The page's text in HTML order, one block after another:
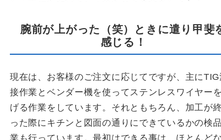
腕前が上がった（笑）ときに遣り甲斐
感じる！
現在は、お客様のご注文に応じてですが、主に
接作業とベンダー機を使ってステンレスワイヤー
げる作業をしています。それともちろん、加工が
った際にキチンと図面の通りにできているかの検
業も行っています。最初はできる事は、ほとんど